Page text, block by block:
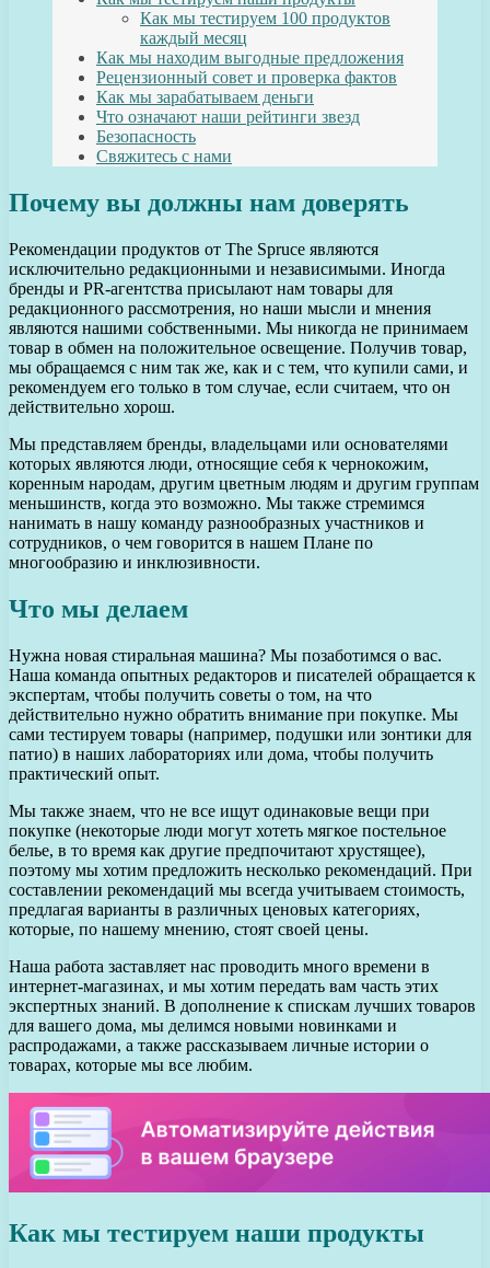
Как мы тестируем 100 продуктов
каждый месяц
Как мы находим выгодные предложения
Рецензионный совет и проверка фактов
Как мы зарабатываем деньги
Что означают наши рейтинги звезд
Безопасность
Свяжитесь с нами
Почему вы должны нам доверять
Рекомендации продуктов от The Spruce являются
исключительно редакционными и независимыми. Иногда
бренды и PR-агентства присылают нам товары для
редакционного рассмотрения, но наши мысли и мнения
являются нашими собственными. Мы никогда не принимаем
товар в обмен на положительное освещение. Получив товар,
мы обращаемся с ним так же, как и с тем, что купили сами, и
рекомендуем его только в том случае, если считаем, что он
действительно хорош.
Мы представляем бренды, владельцами или основателями
которых являются люди, относящие себя к чернокожим,
коренным народам, другим цветным людям и другим группам
меньшинств, когда это возможно. Мы также стремимся
нанимать в нашу команду разнообразных участников и
сотрудников, о чем говорится в нашем Плане по
многообразию и инклюзивности.
Что мы делаем
Нужна новая стиральная машина? Мы позаботимся о вас.
Наша команда опытных редакторов и писателей обращается к
экспертам, чтобы получить советы о том, на что
действительно нужно обратить внимание при покупке. Мы
сами тестируем товары (например, подушки или зонтики для
патио) в наших лабораториях или дома, чтобы получить
практический опыт.
Мы также знаем, что не все ищут одинаковые вещи при
покупке (некоторые люди могут хотеть мягкое постельное
белье, в то время как другие предпочитают хрустящее),
поэтому мы хотим предложить несколько рекомендаций. При
составлении рекомендаций мы всегда учитываем стоимость,
предлагая варианты в различных ценовых категориях,
которые, по нашему мнению, стоят своей цены.
Наша работа заставляет нас проводить много времени в
интернет-магазинах, и мы хотим передать вам часть этих
экспертных знаний. В дополнение к спискам лучших товаров
для вашего дома, мы делимся новыми новинками и
распродажами, а также рассказываем личные истории о
товарах, которые мы все любим.
Как мы тестируем наши продукты